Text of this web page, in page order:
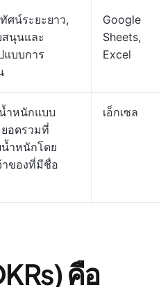
ศน์ระยะยาว,
นุนและ
แบบการ
Google
Sheets,
Excel
ำหนักแบบ
อดรวมที่
ำหนักโดย
าของที่มีชื่อ
เอ็กเซล
คือ